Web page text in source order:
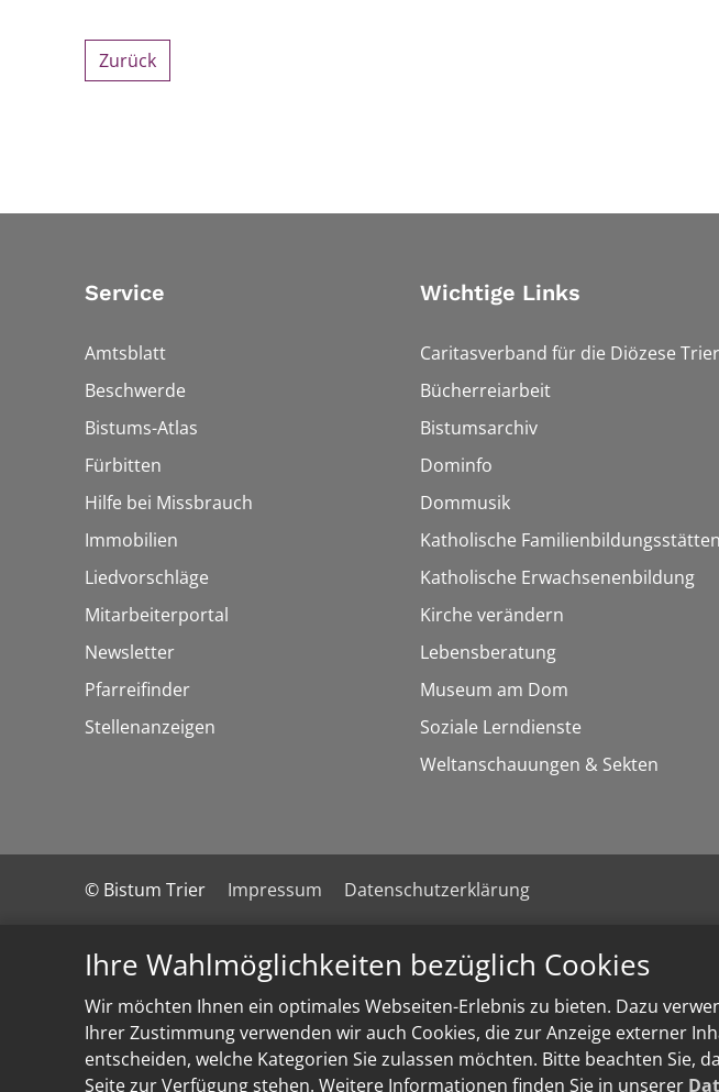
Ihre Wahlmöglichkeiten bezüglich Cookies
Wir möchten Ihnen ein optimales Webseiten-Erlebnis zu bieten. Dazu
Ihrer Zustimmung verwenden wir auch Cookies, die zur Anzeige externer
entscheiden, welche Kategorien Sie zulassen möchten. Bitte beachten
Seite zur Verfügung stehen. Weitere Informationen finden Sie in unserer
Zurück
Service
Amtsblatt
Beschwerde
Bistums-Atlas
Fürbitten
Hilfe bei Missbrauch
Immobilien
Liedvorschläge
Mitarbeiterportal
Newsletter
Pfarreifinder
Stellenanzeigen
Wichtige Links
Caritasverband für die Diözese Trier
Bücherreiarbeit
Bistumsarchiv
Dominfo
Dommusik
Katholische Familienbildungsstätten
Katholische Erwachsenenbildung
Kirche verändern
Lebensberatung
Museum am Dom
Soziale Lerndienste
Weltanschauungen & Sekten
© Bistum Trier Impressum Datenschutzerklärung